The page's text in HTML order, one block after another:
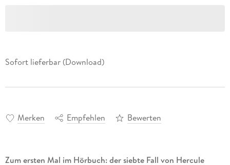
Sofort lieferbar (Download)
Merken Empfehlen Bewerten
Zum ersten Mal im Hörbuch: der siebte Fall von Hercule